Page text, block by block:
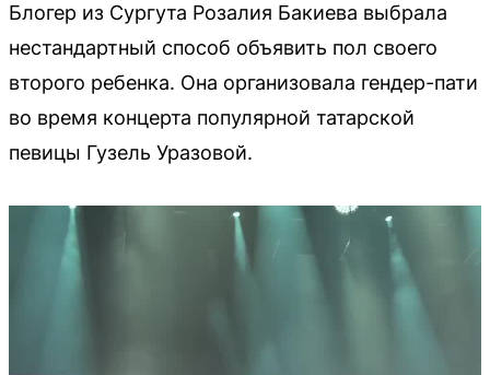
Блогер из Сургута Розалия Бакиева выбрала
нестандартный способ объявить пол своего
второго ребенка. Она организовала гендер-пати
во время концерта популярной татарской
певицы Гузель Уразовой.